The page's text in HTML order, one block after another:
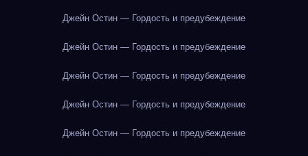
Джейн Остин — Гордость и предубеждение
Джейн Остин — Гордость и предубеждение
Джейн Остин — Гордость и предубеждение
Джейн Остин — Гордость и предубеждение
Джейн Остин — Гордость и предубеждение